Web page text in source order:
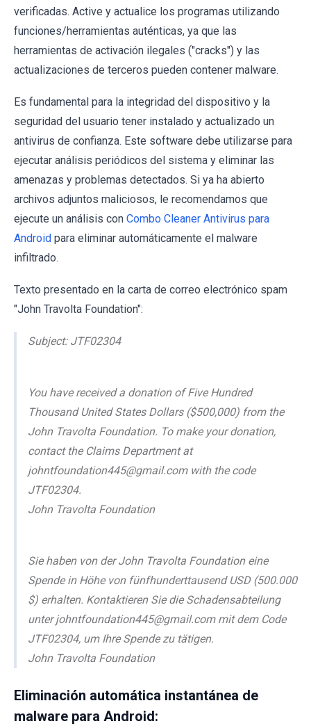
verificadas. Active y actualice los programas utilizando
funciones/herramientas auténticas, ya que las
herramientas de activación ilegales ("cracks") y las
actualizaciones de terceros pueden contener malware.
Es fundamental para la integridad del dispositivo y la
seguridad del usuario tener instalado y actualizado un
antivirus de confianza. Este software debe utilizarse para
ejecutar análisis periódicos del sistema y eliminar las
amenazas y problemas detectados. Si ya ha abierto
archivos adjuntos maliciosos, le recomendamos que
ejecute un análisis con Combo Cleaner Antivirus para
Android para eliminar automáticamente el malware
infiltrado.
Texto presentado en la carta de correo electrónico spam
"John Travolta Foundation":
Subject: JTF02304
You have received a donation of Five Hundred
Thousand United States Dollars ($500,000) from the
John Travolta Foundation. To make your donation,
contact the Claims Department at
johntfoundation445@gmail.com with the code
JTF02304.
John Travolta Foundation
Sie haben von der John Travolta Foundation eine
Spende in Höhe von fünfhunderttausend USD (500.000
$) erhalten. Kontaktieren Sie die Schadensabteilung
unter johntfoundation445@gmail.com mit dem Code
JTF02304, um Ihre Spende zu tätigen.
John Travolta Foundation
Eliminación automática instantánea de
malware para Android: